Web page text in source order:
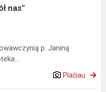
nas"
p. Janiną
Plačiau